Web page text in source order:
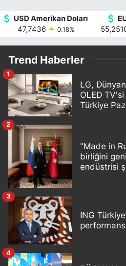
USD Amerikan Doları
47,7436
0.18%
Trend Haberler
LG,
OLED
Türkiye
1
"Made in
birliğini
endüstrisi
2
ING
3
4